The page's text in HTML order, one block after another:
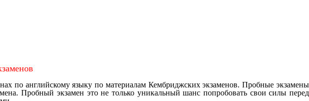
английскому языку по материалам Кембриджских экзаменов. Пробные экзамены
Пробный экзамен это не только уникальный шанс попробовать свои силы перед